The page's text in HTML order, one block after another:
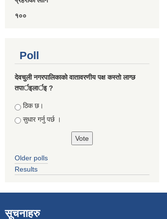
१००
Poll
देवचुली नगरपालिकाकाे वातावरणीय पक्ष कस्ताे लाग्छ
तपार्इलार्इ ?
Choices
ठिक छ।
सुधार गर्नु पर्छ ।
Older polls
Results
सूचनाहरु